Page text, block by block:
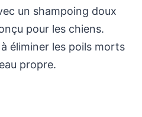
un shampoing doux
pour les chiens.
éliminer les poils morts
propre.